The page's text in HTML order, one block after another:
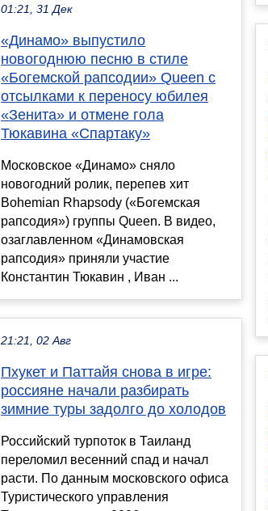
01:21, 31 Дек
«Динамо» выпустило
новогоднюю песню в стиле
«Богемской рапсодии» Queen с
отсылками к переносу юбилея
«Зенита» и отмене гола
Тюкавина «Спартаку»
Московское «Динамо» сняло
новогодний ролик, перепев хит
Bohemian Rhapsody («Богемская
рапсодия») группы Queen. В видео,
озаглавленном «Динамовская
рапсодия» приняли участие
Константин Тюкавин , Иван ...
21:21, 02 Авг
Пхукет и Паттайя снова в игре:
россияне начали разбирать
зимние туры задолго до холодов
Российский турпоток в Таиланд
переломил весенний спад и начал
расти. По данным московского офиса
Туристического управления